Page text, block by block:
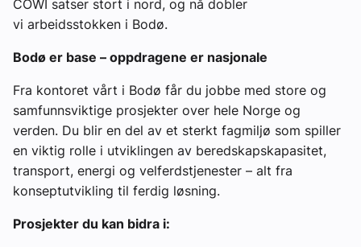
Nyheter
Aktuelle prosjekter
COWI satser stort i nord, og nå dobler
vi arbeidsstokken i Bodø.
Bodø er base – oppdragene er nasjonale
Fra kontoret vårt i Bodø får du jobbe med store og
samfunnsviktige prosjekter over hele Norge og
verden. Du blir en del av et sterkt fagmiljø som spiller
en viktig rolle i utviklingen av beredskapskapasitet,
transport, energi og velferdstjenester – alt fra
konseptutvikling til ferdig løsning.
Prosjekter du kan bidra i: